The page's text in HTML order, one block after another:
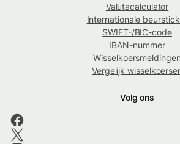
Valutacalculator
Internationale
SWIFT-/BIC-code
IBAN-nummer
Wisselkoersmeldingen
Vergelijk
Volg ons